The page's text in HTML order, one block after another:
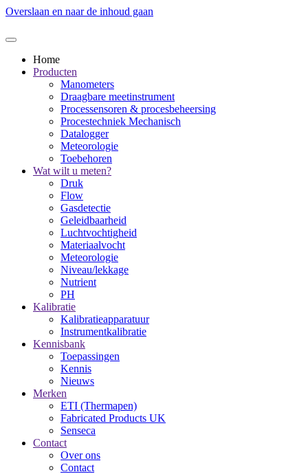
Overslaan en naar de inhoud gaan
Home
Producten
Manometers
Draagbare meetinstrument
Processensoren & procesbeheersing
Procestechniek Mechanisch
Datalogger
Meteorologie
Toebehoren
Wat wilt u meten?
Druk
Flow
Gasdetectie
Geleidbaarheid
Luchtvochtigheid
Materiaalvocht
Meteorologie
Niveau/lekkage
Nutrient
PH
Kalibratie
Kalibratieapparatuur
Instrumentkalibratie
Kennisbank
Toepassingen
Kennis
Nieuws
Merken
ETI (Thermapen)
Fabricated Products UK
Senseca
Contact
Over ons
Contact